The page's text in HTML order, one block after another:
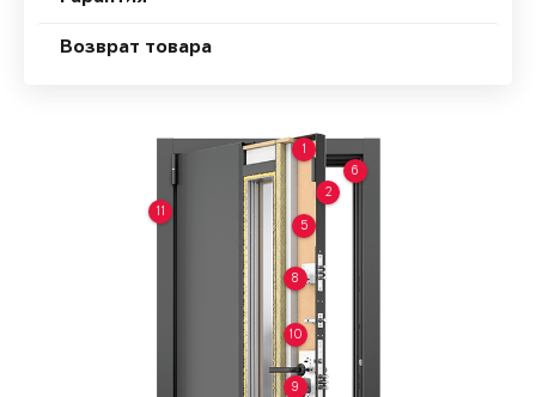
Возврат товара
1
2
5
6
8
9
10
11